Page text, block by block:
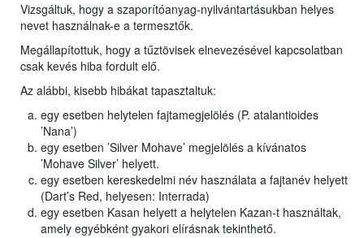
Vizsgáltuk, hogy a szaporítóanyag-nyilvántartásukban helyes
nevet használnak-e a termesztők.
Megállapítottuk, hogy a tűztövisek elnevezésével kapcsolatban
csak kevés hiba fordult elő.
Az alábbi, kisebb hibákat tapasztaltuk:
egy esetben helytelen fajtamegjelölés (P. atalantioides
’Nana’)
egy esetben ’Silver Mohave’ megjelölés a kívánatos
’Mohave Silver’ helyett.
egy esetben kereskedelmi név használata a fajtanév helyett
(Dart’s Red, helyesen: Interrada)
egy esetben Kasan helyett a helytelen Kazan-t használtak,
amely egyébként gyakori elírásnak tekinthető.